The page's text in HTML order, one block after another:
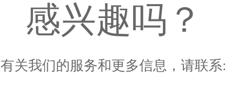
感兴趣吗？
有关我们的服务和更多信息，请联系: